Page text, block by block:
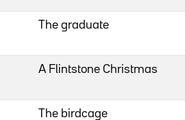
The graduate
A Flintstone Christmas
The birdcage